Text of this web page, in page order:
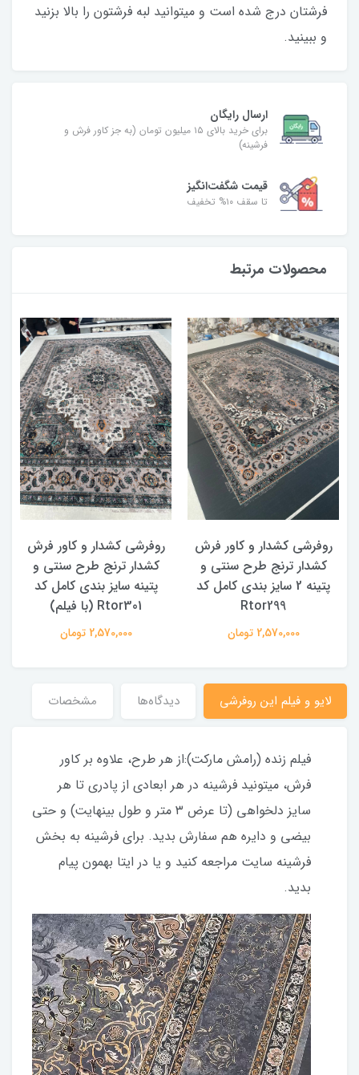
فرشتان درج شده است و میتوانید لبه فرشتون را بالا بزنید
و ببینید.
ارسال رایگان
برای خرید بالای ۱۵ میلیون تومان (به جز کاور فرش و
فرشینه)
قیمت شگفت‌انگیز
تا سقف ۱۰% تخفیف
محصولات مرتبط
روفرشی کشدار و کاور فرش
کشدار ترنج طرح سنتی و
پتینه 2 سایز بندی کامل کد
Rtor299
2,570,000 تومان
روفرشی کشدار و کاور فرش
کشدار ترنج طرح سنتی و
پتینه سایز بندی کامل کد
Rtor301 (با فیلم)
2,570,000 تومان
لایو و فیلم این روفرشی دیدگاه‌ها مشخصات
فیلم زنده (رامش مارکت):از هر طرح، علاوه بر کاور
فرش، میتونید فرشینه در هر ابعادی از پادری تا هر
سایز دلخواهی (تا عرض ۳ متر و طول بینهایت) و حتی
بیضی و دایره هم سفارش بدید. برای فرشینه به بخش
فرشینه سایت مراجعه کنید و یا در ایتا بهمون پیام
بدید.